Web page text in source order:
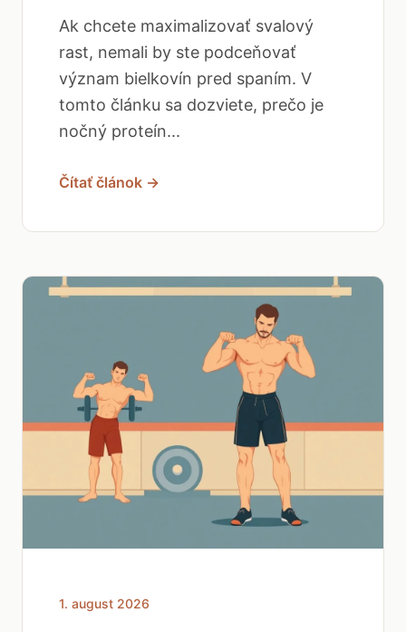
Ak chcete maximalizovať svalový
rast, nemali by ste podceňovať
význam bielkovín pred spaním. V
tomto článku sa dozviete, prečo je
nočný proteín...
Čítať článok →
1. august 2026